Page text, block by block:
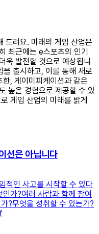
드려요. 미래의 게임 산업은
최근에는 e스포츠의 인기
욱 발전할 것으로 예상됩니
출시하고, 이를 통해 새로
, 게이미피케이션과 같은
높은 경험으로 제공할 수 있
게임 산업의 미래를 밝게
션은 아닙니다
적인 사고를 시작할 수 있다
가?여러 사람과 함께 참여
?무엇을 성취할 수 있는가?